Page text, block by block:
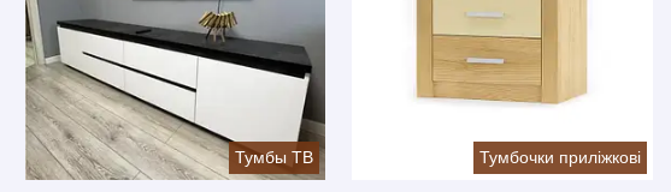
Тумбы ТВ Тумбочки приліжкові